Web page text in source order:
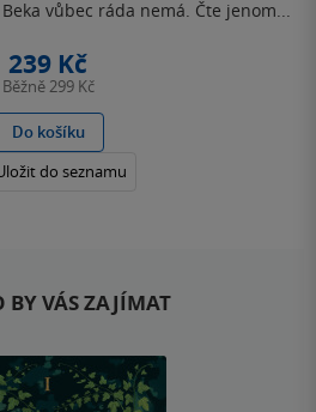
vůbec ráda nemá. Čte jenom...
239 Kč
Běžně299 Kč
Do košíku
do seznamu
BY VÁS ZAJÍMAT